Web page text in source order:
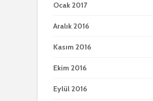
Ocak 2017
Aralık 2016
Kasım 2016
Ekim 2016
Eylül 2016